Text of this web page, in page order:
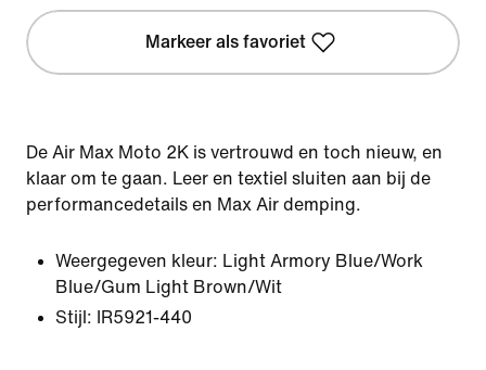
Markeer als favoriet
De Air Max Moto 2K is vertrouwd en toch nieuw, en
klaar om te gaan. Leer en textiel sluiten aan bij de
performancedetails en Max Air demping.
Weergegeven kleur: Light Armory Blue/Work
Blue/Gum Light Brown/Wit
Stijl:
IR5921-440